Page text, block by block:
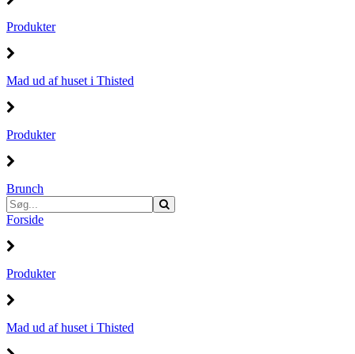
Produkter
Mad ud af huset i Thisted
Produkter
Brunch
Forside
Produkter
Mad ud af huset i Thisted